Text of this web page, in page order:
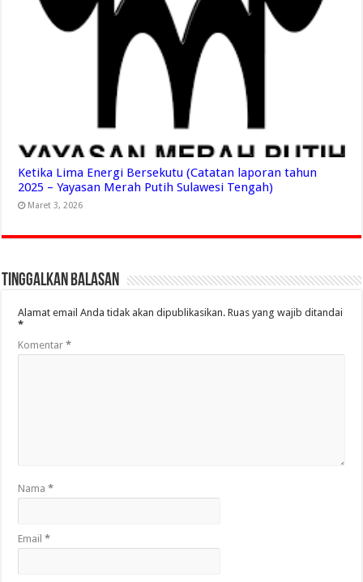
Ketika Lima Energi Bersekutu (Catatan laporan tahun
2025 – Yayasan Merah Putih Sulawesi Tengah)
Maret 3, 2026
Tinggalkan Balasan
Alamat email Anda tidak akan dipublikasikan. Ruas yang wajib ditandai
*
Komentar*
Nama*
Email*